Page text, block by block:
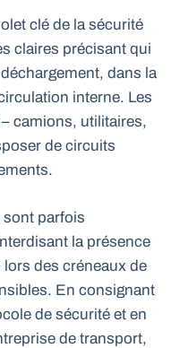
clé de la sécurité
claires précisant qui
dans la
interne. Les
camions, utilitaires,
de circuits
parfois
la présence
des créneaux de
En consignant
de sécurité et en
de transport,